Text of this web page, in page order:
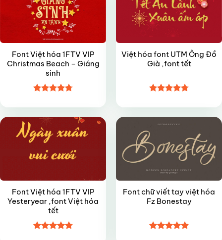
Font Việt hóa 1FTV VIP
Christmas Beach – Giáng
sinh
hạng4.75
sao
Việt hóa font UTM Ông Đồ
Già ,font tết
hạng4.75
sao
Font Việt hóa 1FTV VIP
Yesteryear ,font Việt hóa
tết
Font chữ viết tay việt hóa
Fz Bonestay